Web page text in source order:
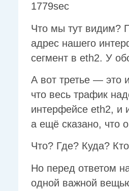
1779sec
Что мы тут видим?
адрес нашего
сегмент в eth2. У
А вот третье — это
что весь трафик
интерфейсе eth2, и
а ещё сказано, что
Что? Где? Куда?
Но перед ответом
одной важной